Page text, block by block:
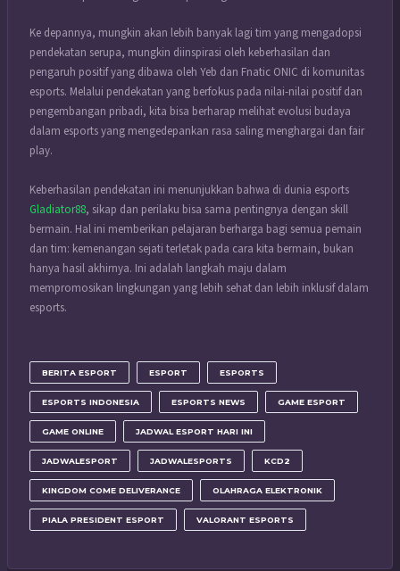
Ke depannya, mungkin akan lebih banyak lagi tim yang mengadopsi
pendekatan serupa, mungkin diinspirasi oleh keberhasilan dan
pengaruh positif yang dibawa oleh Yeb dan Fnatic ONIC di komunitas
esports. Melalui pendekatan yang berfokus pada nilai-nilai positif dan
pengembangan pribadi, kita bisa berharap melihat evolusi budaya
dalam esports yang mengedepankan rasa saling menghargai dan fair
play.
Keberhasilan pendekatan ini menunjukkan bahwa di dunia esports
Gladiator88, sikap dan perilaku bisa sama pentingnya dengan skill
bermain. Hal ini memberikan pelajaran berharga bagi semua pemain
dan tim: kemenangan sejati terletak pada cara kita bermain, bukan
hanya hasil akhirnya. Ini adalah langkah maju dalam
mempromosikan lingkungan yang lebih sehat dan lebih inklusif dalam
esports.
BERITA ESPORT ESPORT ESPORTS
ESPORTS INDONESIA ESPORTS NEWS GAME ESPORT
GAME ONLINE JADWAL ESPORT HARI INI
JADWALESPORT JADWALESPORTS KCD2
KINGDOM COME DELIVERANCE OLAHRAGA ELEKTRONIK
PIALA PRESIDENT ESPORT VALORANT ESPORTS